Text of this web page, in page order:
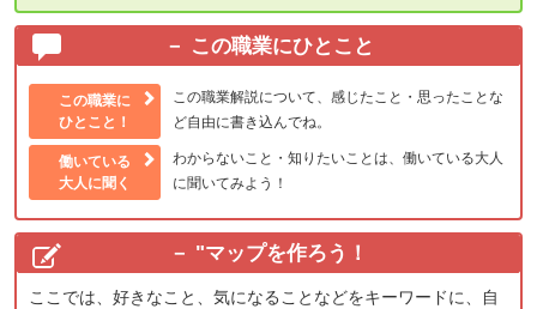
この職業にひとこと
この職業に
ひとこと！
この職業解説について、感じたこと・思ったことな
ど自由に書き込んでね。
働いている
大人に聞く
わからないこと・知りたいことは、働いている大人
に聞いてみよう！
"マップを作ろう！
ここでは、好きなこと、気になることなどをキーワードに、自